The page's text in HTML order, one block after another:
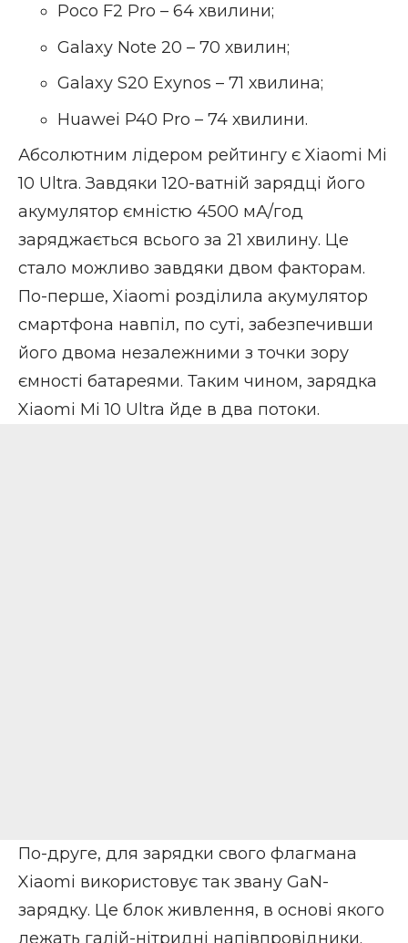
Poco F2 Pro – 64 хвилини;
Galaxy Note 20 – 70 хвилин;
Galaxy S20 Exynos – 71 хвилина;
Huawei P40 Pro – 74 хвилини.
Абсолютним лідером рейтингу є Xiaomi Mi
10 Ultra. Завдяки 120-ватній зарядці його
акумулятор ємністю 4500 мА/год
заряджається всього за 21 хвилину. Це
стало можливо завдяки двом факторам.
По-перше, Xiaomi розділила акумулятор
смартфона навпіл, по суті, забезпечивши
його двома незалежними з точки зору
ємності батареями. Таким чином, зарядка
Xiaomi Mi 10 Ultra йде в два потоки.
По-друге, для зарядки свого флагмана
Xiaomi використовує так звану GaN-
зарядку. Це блок живлення, в основі якого
лежать галій-нітридні напівпровідники.